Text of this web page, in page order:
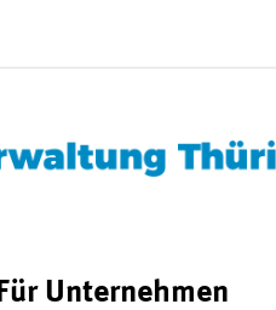
Für Unternehmen